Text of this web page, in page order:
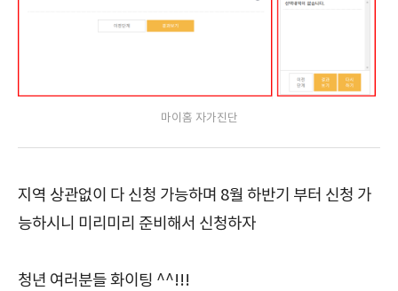
마이홈 자가진단
지역 상관없이 다 신청 가능하며 8월 하반기 부터 신청 가
능하시니 미리미리 준비해서 신청하자
청년 여러분들 화이팅 ^^!!!